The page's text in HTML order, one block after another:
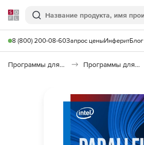
Softline
Поиск
8 (800) 200-08-60Запрос ценыИнферитБлог
Программы для программирования Программы для разработки ПО